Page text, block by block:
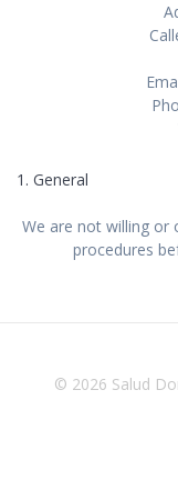
1. General
We are not willing or
procedures
© 2026 Salud